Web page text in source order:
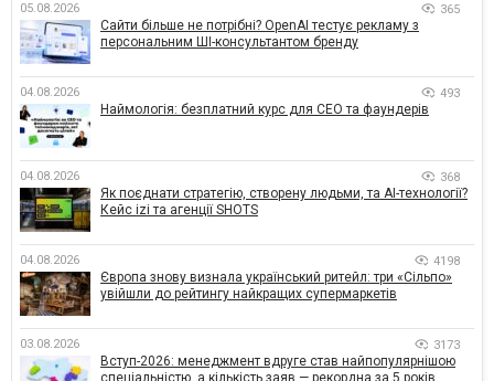
05.08.2026 365
Сайти більше не потрібні? OpenAI тестує рекламу з
персональним ШІ-консультантом бренду
04.08.2026 493
Наймологія: безплатний курс для CEO та фаундерів
04.08.2026 368
Як поєднати стратегію, створену людьми, та AI-технології?
Кейс izi та агенції SHOTS
04.08.2026 4198
Європа знову визнала український ритейл: три «Сільпо»
увійшли до рейтингу найкращих супермаркетів
03.08.2026 3173
Вступ-2026: менеджмент вдруге став найпопулярнішою
спеціальністю, а кількість заяв — рекордна за 5 років